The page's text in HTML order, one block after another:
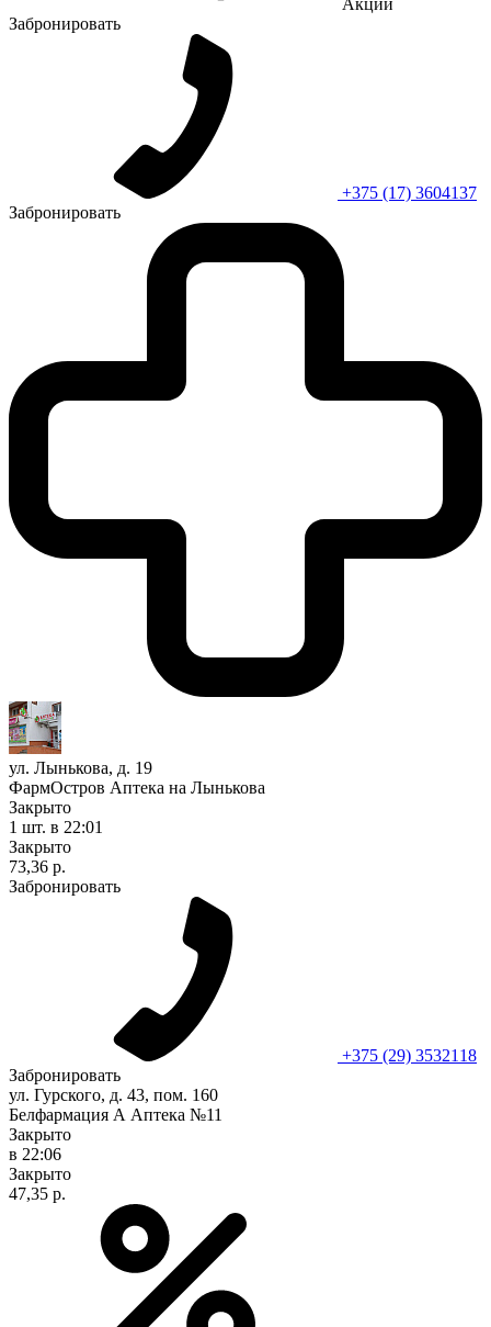
Забронировать
+375 (17) 3604137
Забронировать
ул. Лынькова, д. 19
ФармОстров Аптека на Лынькова
Закрыто
1 шт. в 22:01
Закрыто
73,36 р.
Забронировать
+375 (29) 3532118
Забронировать
ул. Гурского, д. 43, пом. 160
Белфармация А Аптека №11
Закрыто
в 22:06
Закрыто
47,35 р.